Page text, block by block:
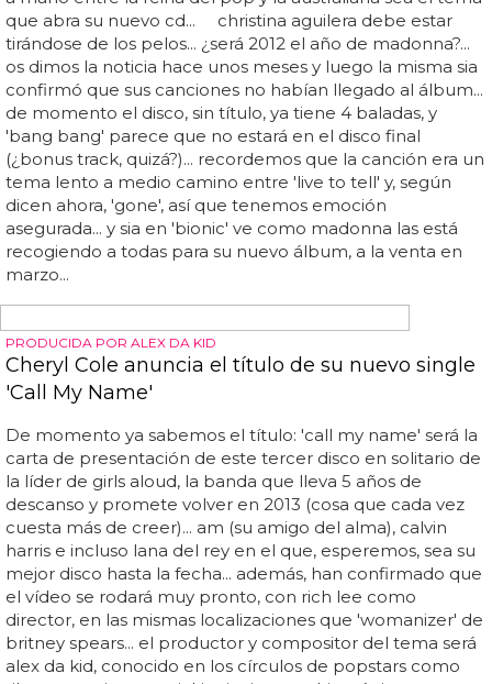
BUENÍSIMA NOTICIA
'Trust', La balada de Sia abrirá el disco de
Madonna
Hoy nos enteramos de que puede que al final sí llegue y
no sólo eso, sino que 'trust', el baladón compuesto mano
tirándose de los pelos... ¿será 2012 el año de madonna?...
os dimos la noticia hace unos meses y luego la misma sia
confirmó que sus canciones no habían llegado al álbum...
de momento el disco, sin título, ya tiene 4 baladas, y
'bang bang' parece que no estará en el disco final
(¿bonus track, quizá?)... recordemos que la canción era un
tema lento a medio camino entre 'live to tell' y, según
dicen ahora, 'gone', así que tenemos emoción
asegurada... y sia en 'bionic' ve como madonna las está
recogiendo a todas para su nuevo álbum, a la venta en
marzo...